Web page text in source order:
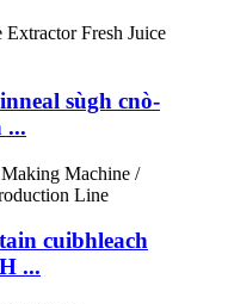
sùgh cnò-
...
cuibhleach
...